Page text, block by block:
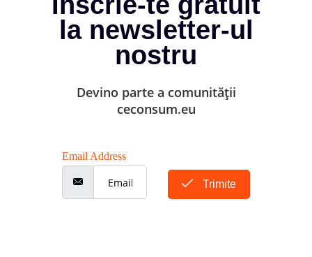
la newsletter-ul
nostru
Devino parte a comunității
ceconsum.eu
Email Address
Trimite